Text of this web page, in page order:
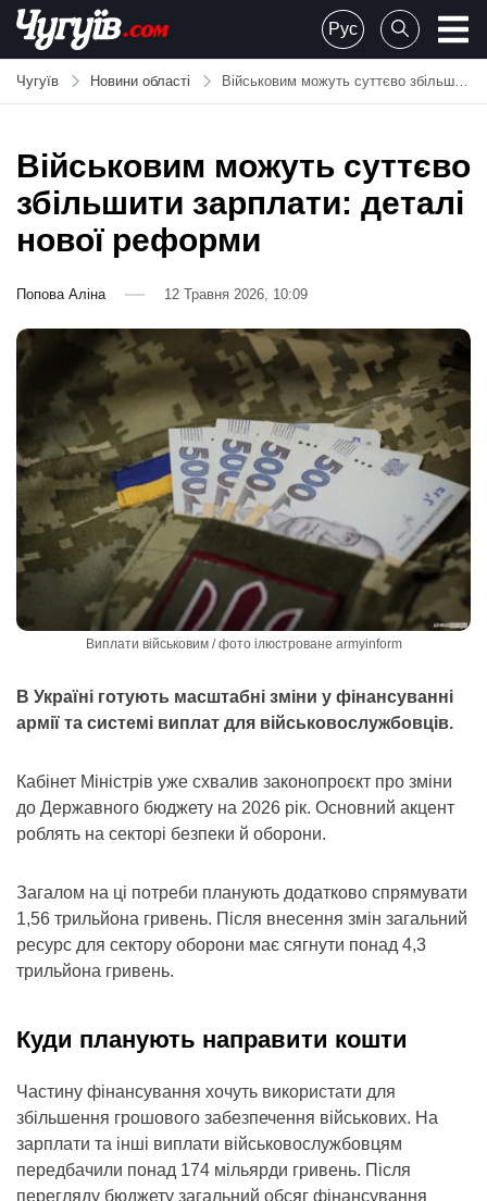
Skip
content
Chuguiv
Рус
Чугуїв Новини області Військовим можуть суттєво збільшити зарплати: деталі нової реформи
Військовим можуть суттєво
збільшити зарплати: деталі
нової реформи
Попова Аліна 12 Травня 2026, 10:09
Виплати військовим / фото ілюстроване armyinform
В Україні готують масштабні зміни у фінансуванні
армії та системі виплат для військовослужбовців.
Кабінет Міністрів уже схвалив законопроєкт про зміни
до Державного бюджету на 2026 рік. Основний акцент
роблять на секторі безпеки й оборони.
Загалом на ці потреби планують додатково спрямувати
1,56 трильйона гривень. Після внесення змін загальний
ресурс для сектору оборони має сягнути понад 4,3
трильйона гривень.
Куди планують направити кошти
Частину фінансування хочуть використати для
збільшення грошового забезпечення військових. На
зарплати та інші виплати військовослужбовцям
передбачили понад 174 мільярди гривень. Після
перегляду бюджету загальний обсяг фінансування